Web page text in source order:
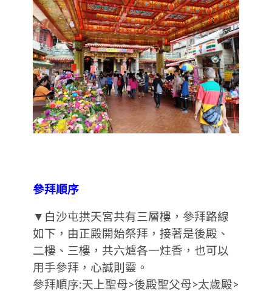
參拜順序
▼白沙屯拱天宮共有三層樓，參拜路線
如下，由正殿開始祭拜，接著是後殿、
二樓、三樓，共六爐各一炷香，也可以
用手參拜，心誠則靈。
參拜順序:天上聖母>後殿聖父母>太歲殿>